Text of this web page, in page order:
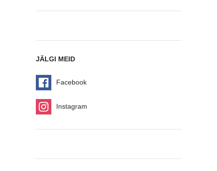
JÄLGI MEID
Facebook
Instagram